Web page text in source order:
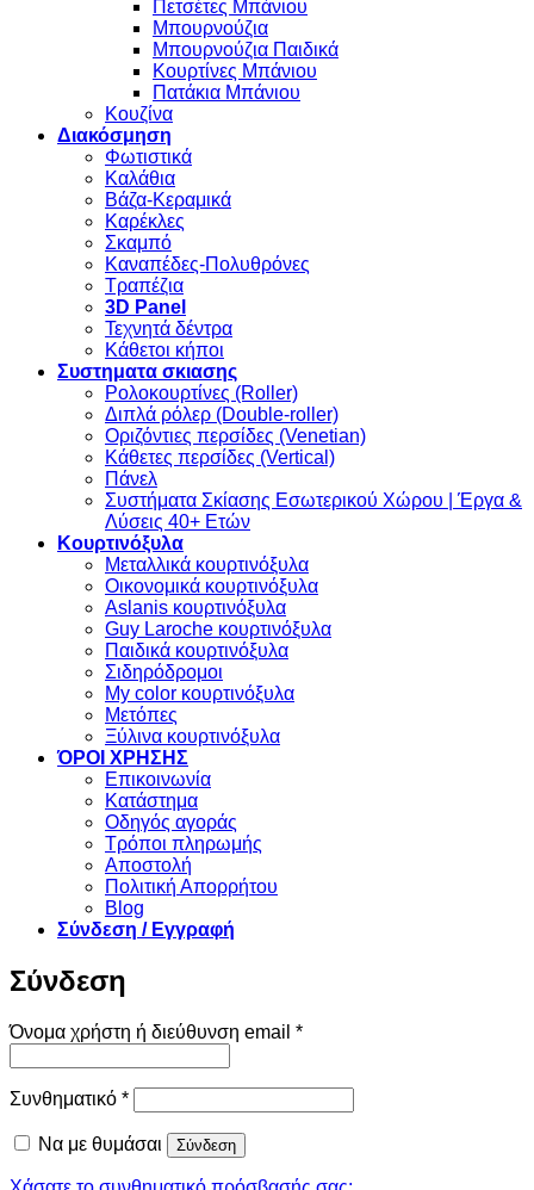
Πετσέτες Μπάνιου
Μπουρνούζια
Μπουρνούζια Παιδικά
Κουρτίνες Μπάνιου
Πατάκια Μπάνιου
Κουζίνα
Διακόσμηση
Φωτιστικά
Καλάθια
Βάζα-Κεραμικά
Καρέκλες
Σκαμπό
Καναπέδες-Πολυθρόνες
Τραπέζια
3D Panel
Τεχνητά δέντρα
Κάθετοι κήποι
Συστηματα σκιασης
Ρολοκουρτίνες (Roller)
Διπλά ρόλερ (Double-roller)
Οριζόντιες περσίδες (Venetian)
Κάθετες περσίδες (Vertical)
Πάνελ
Συστήματα Σκίασης Εσωτερικού Χώρου | Έργα &
Λύσεις 40+ Ετών
Κουρτινόξυλα
Μεταλλικά κουρτινόξυλα
Οικονομικά κουρτινόξυλα
Aslanis κουρτινόξυλα
Guy Laroche κουρτινόξυλα
Παιδικά κουρτινόξυλα
Σιδηρόδρομοι
My color κουρτινόξυλα
Μετόπες
Ξύλινα κουρτινόξυλα
ΌΡΟΙ ΧΡΗΣΗΣ
Επικοινωνία
Κατάστημα
Οδηγός αγοράς
Τρόποι πληρωμής
Αποστολή
Πολιτική Απορρήτου
Blog
Σύνδεση / Εγγραφή
Σύνδεση
Όνομα χρήστη ή διεύθυνση email *Απαιτείται
Συνθηματικό *Απαιτείται
Να με θυμάσαι Σύνδεση